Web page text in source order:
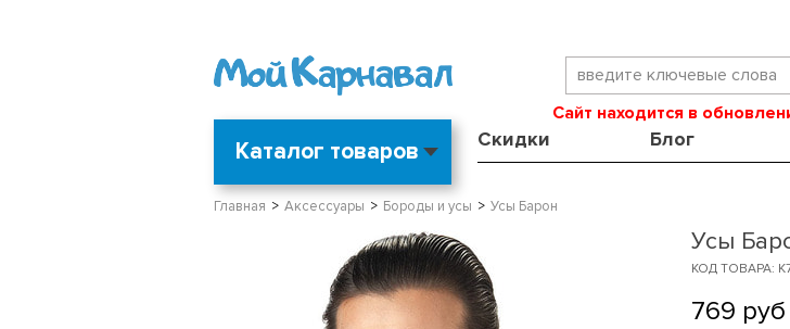
Сайт находится в
Каталог товаров Скидки Блог
Главная Аксессуары Бороды и усы Усы Барон
Усы
КОД ТОВАРА:
769 руб